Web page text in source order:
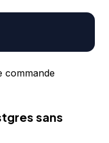
commande
sans